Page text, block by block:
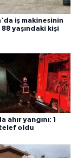
iş makinesinin
88 yaşındaki kişi
ahır yangını: 1
oldu